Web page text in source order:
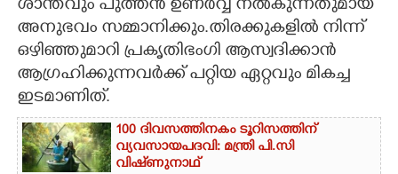
ശാന്തവും പുത്തൻ ഉണർവ്വ് നൽകുന്നതുമായ
അനുഭവം സമ്മാനിക്കും.തിരക്കുകളിൽ നിന്ന്
ഒഴിഞ്ഞുമാറി പ്രകൃതിഭംഗി ആസ്വദിക്കാൻ
ആഗ്രഹിക്കുന്നവർക്ക് പറ്റിയ ഏറ്റവും മികച്ച
ഇടമാണിത്.
100 ദിവസത്തിനകം ടൂറിസത്തിന്
വ്യവസായപദവി: മന്ത്രി പി.സി
വിഷ്‌ണുനാഥ്